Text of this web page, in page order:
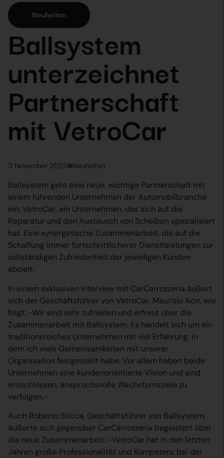
Neuheiten
Ballsystem
unterzeichnet
Partnerschaft
mit VetroCar
3 November 2025 Neuheiten
Ballsystem geht eine neue, wichtige Partnerschaft mit
einem führenden Unternehmen der Automobilbranche
ein: VetroCar, ein Unternehmen, das sich auf die
Reparatur und den Austausch von Scheiben spezialisiert
hat. Eine synergetische Zusammenarbeit, die auf die
Schaffung immer fortschrittlicherer Dienstleistungen zur
vollständigen Zufriedenheit der jeweiligen Kunden
abzielt.
In einem exklusiven Interview mit CarCarrozzeria äußert
sich der Geschäftsführer von VetroCar, Maurizio Acri, wie
folgt: -Wir sind sehr zufrieden und erfreut über die
Zusammenarbeit mit Ballsystem. Es handelt sich um ein
traditionsreiches Unternehmen mit viel Erfahrung, in
dem ich viele Gemeinsamkeiten mit unserer
Organisation festgestellt habe. Vor allem haben beide
Unternehmen eine kundenorientierte Vision und sind
entschlossen, anspruchsvolle Wachstumsziele zu
verfolgen.-
Auch Roberto Sticca, Geschäftsführer von Ballsystem,
äußerte sich gegenüber CarCarrozzeria begeistert über
die neue Zusammenarbeit: -VetroCar hat in den letzten
Jahren große Professionalität und Kompetenz bei der